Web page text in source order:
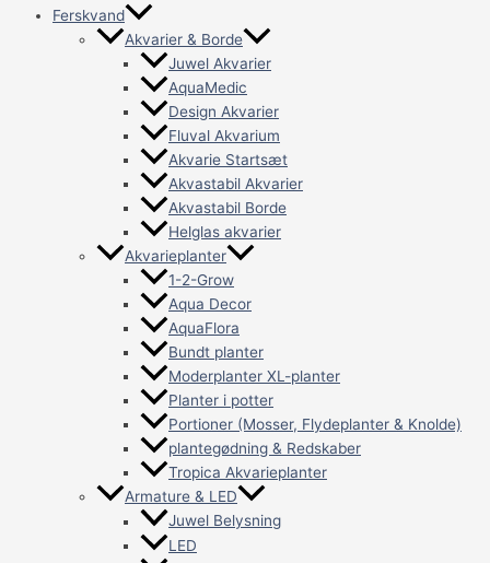
Ferskvand
Akvarier & Borde
Juwel Akvarier
AquaMedic
Design Akvarier
Fluval Akvarium
Akvarie Startsæt
Akvastabil Akvarier
Akvastabil Borde
Helglas akvarier
Akvarieplanter
1-2-Grow
Aqua Decor
AquaFlora
Bundt planter
Moderplanter XL-planter
Planter i potter
Portioner (Mosser, Flydeplanter & Knolde)
plantegødning & Redskaber
Tropica Akvarieplanter
Armature & LED
Juwel Belysning
LED